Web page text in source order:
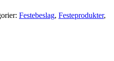
Festebeslag, Festeprodukter,